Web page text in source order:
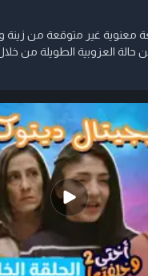
معنوية غير متوقعة من زينة
حالة العزوبية الطويلة من